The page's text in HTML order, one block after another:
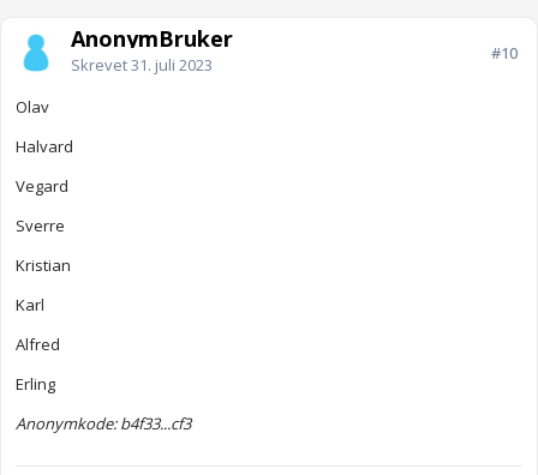
AnonymBruker
Skrevet31. juli 2023
#10
Olav
Halvard
Vegard
Sverre
Kristian
Karl
Alfred
Erling
Anonymkode: b4f33...cf3